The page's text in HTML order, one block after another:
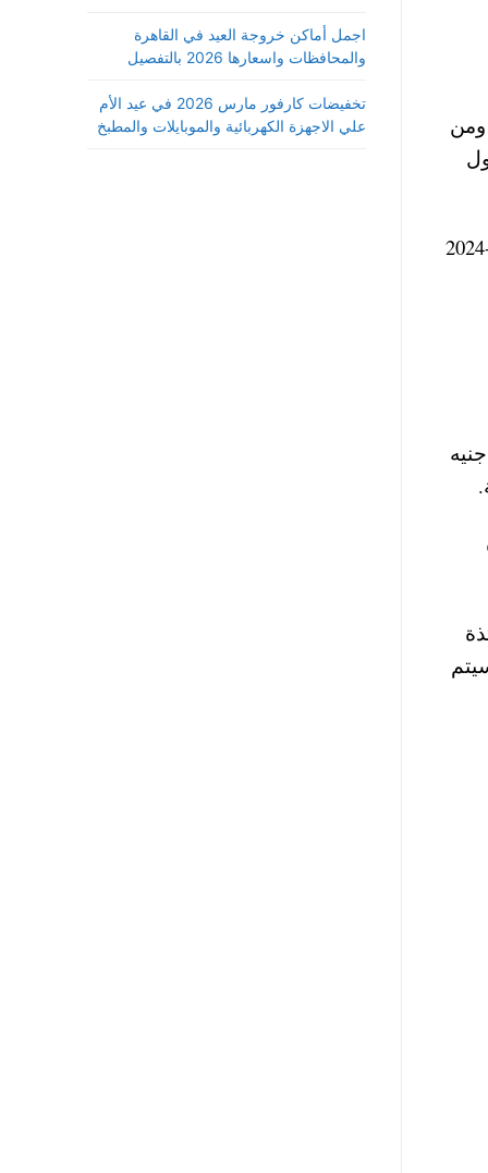
في كلية الطب الخاصة الجديدة ، من حملة شهادة إتمام الثانوية الأزهرية 2023-2024 ومن
كما سيتم خفض درجات القبول في الكلية الخاصة بالأزهر بنسبة 5 % اقل عن تنسيق كليات طب الأزهر 2023-2024
المصاريف للطلاب المصريين 50 ألف جنيه
اجمل أماكن خروجة العيد في القاهرة
والمحافظات واسعارها 2026 بالتفصيل
تخفيضات كارفور مارس 2026 في عيد الأم
علي الاجهزة الكهربائية والموبايلات والمطبخ